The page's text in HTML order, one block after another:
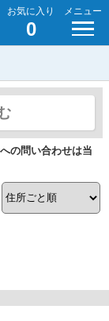
お気に入り
0
メニュー
の問い合わせは当